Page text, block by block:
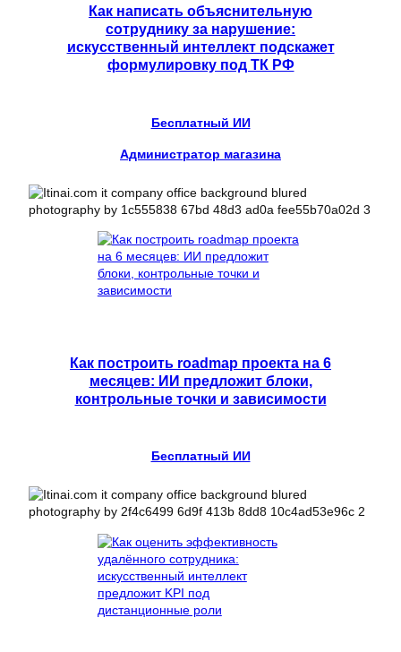
Как написать объяснительную
сотруднику за нарушение:
искусственный интеллект подскажет
формулировку под ТК РФ
Бесплатный ИИ
Администратор магазина
Как построить roadmap проекта на 6
месяцев: ИИ предложит блоки,
контрольные точки и зависимости
Бесплатный ИИ